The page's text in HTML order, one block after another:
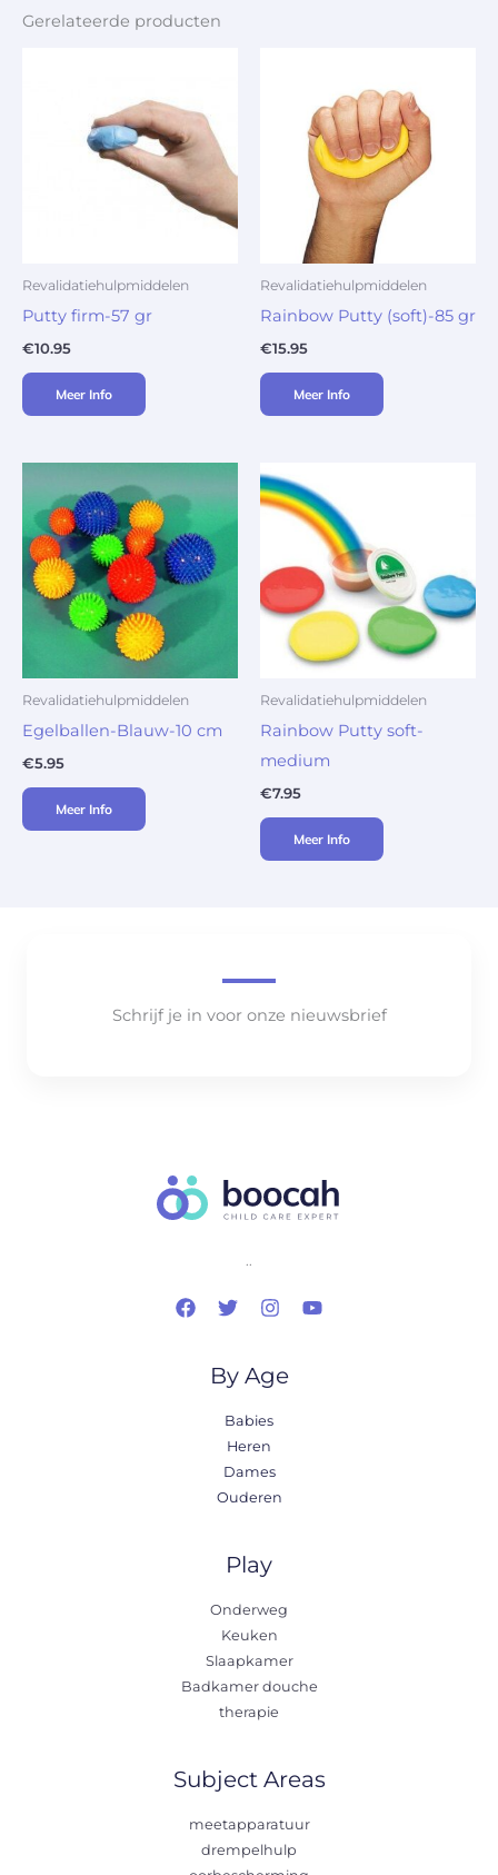
Gerelateerde producten
Revalidatiehulpmiddelen
Putty firm-57 gr
€10.95
Meer Info
Revalidatiehulpmiddelen
Rainbow Putty (soft)-85 gr
€15.95
Meer Info
Revalidatiehulpmiddelen
Egelballen-Blauw-10 cm
€5.95
Meer Info
Revalidatiehulpmiddelen
Rainbow Putty soft-
medium
€7.95
Meer Info
Schrijf je in voor onze nieuwsbrief
..
By Age
Babies
Heren
Dames
Ouderen
Play
Onderweg
Keuken
Slaapkamer
Badkamer douche
therapie
Subject Areas
meetapparatuur
drempelhulp